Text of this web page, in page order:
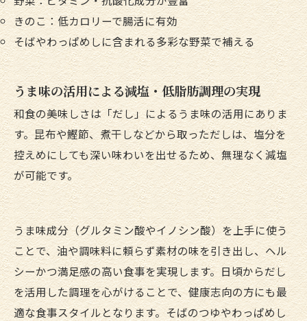
きのこ：低カロリーで腸活に有効
そばやわっぱめしに含まれる多彩な野菜で補える
うま味の活用による減塩・低脂肪調理の実現
和食の美味しさは「だし」によるうま味の活用にありま
す。昆布や鰹節、煮干しなどから取っただしは、塩分を
控えめにしても深い味わいを出せるため、無理なく減塩
が可能です。
うま味成分（グルタミン酸やイノシン酸）を上手に使う
ことで、油や調味料に頼らず素材の味を引き出し、ヘル
シーかつ満足感の高い食事を実現します。日頃からだし
を活用した調理を心がけることで、健康志向の方にも最
適な食事スタイルとなります。そばのつゆやわっぱめし